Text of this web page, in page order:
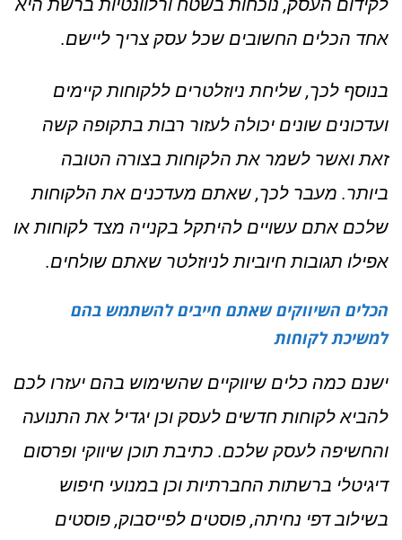
לקידום העסק, נוכחות בשטח ורלוונטיות ברשת היא
אחד הכלים החשובים שכל עסק צריך ליישם.
בנוסף לכך, שליחת ניוזלטרים ללקוחות קיימים
ועדכונים שונים יכולה לעזור רבות בתקופה קשה
זאת ואשר לשמר את הלקוחות בצורה הטובה
ביותר. מעבר לכך, שאתם מעדכנים את הלקוחות
שלכם אתם עשויים להיתקל בקנייה מצד לקוחות או
אפילו תגובות חיוביות לניוזלטר שאתם שולחים.
הכלים השיווקים שאתם חייבים להשתמש בהם
למשיכת לקוחות
ישנם כמה כלים שיווקיים שהשימוש בהם יעזרו לכם
להביא לקוחות חדשים לעסק וכן יגדיל את התנועה
והחשיפה לעסק שלכם. כתיבת תוכן שיווקי ופרסום
דיגיטלי ברשתות החברתיות וכן במנועי חיפוש
בשילוב דפי נחיתה, פוסטים לפייסבוק, פוסטים